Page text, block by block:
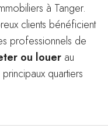
à Tanger.
clients bénéficient
professionnels de
ou louer au
quartiers